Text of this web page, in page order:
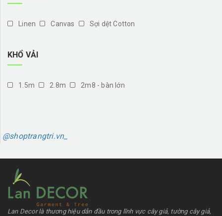
Linen Canvas Sợi dệt Cotton
KHỔ VẢI
1.5m 2.8m 2m8 - bàn lớn
@shoptrangtri.vn_
Lan Decor là thương hiệu dẫn đầu trong lĩnh vực cây giả, tường cây giả,